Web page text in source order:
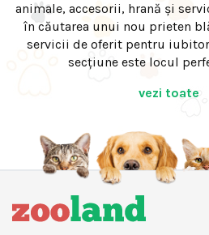
animale, accesorii, hrană și
în căutarea unui nou prieten
servicii de oferit pentru
secțiune este locul
vezi toate